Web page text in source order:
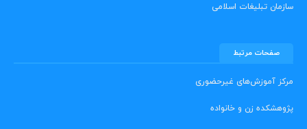
سازمان تبلیغات اسلامی
صفحات مرتبط
مرکز آموزش‌های غیرحضوری
پژوهشکده زن و خانواده